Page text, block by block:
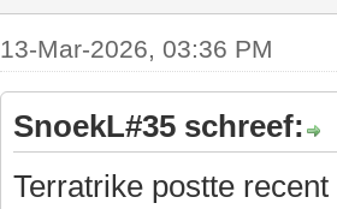
13-Mar-2026, 03:36 PM
SnoekL#35 schreef:
Terratrike postte